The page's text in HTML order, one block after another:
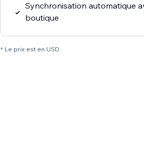
Synchronisation automatique
boutique
* Le prix est en USD.